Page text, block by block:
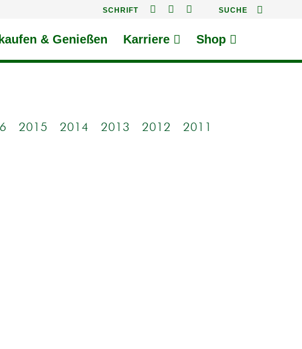
SCHRIFT KLEINERNORMALGRÖSSERSUCHE
& Genießen Karriere Shop
2015 2014 2013 2012 2011